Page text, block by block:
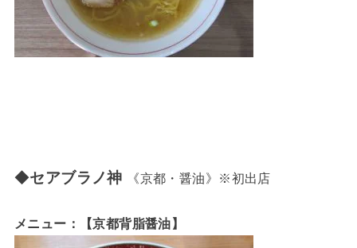
◆セアブラノ神 《京都・醤油》※初出店
メニュー：【京都背脂醤油】